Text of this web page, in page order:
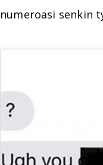
numeroasi senkin